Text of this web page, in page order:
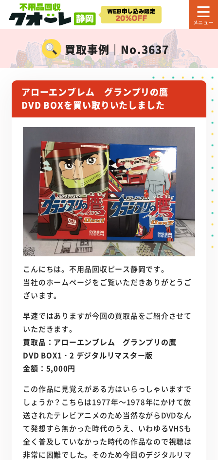
買取事例｜No.3637
アローエンブレム グランプリの鷹
DVD BOXを買い取りいたしました
こんにちは。不用品回収ピース静岡です。
当社のホームページをご覧いただきありがとうご
ざいます。
早速ではありますが今回の買取品をご紹介させて
いただきます。
買取品：アローエンブレム グランプリの鷹
DVD BOX1・2 デジタルリマスター版
金額：5,000円
この作品に見覚えがある方はいらっしゃいますで
しょうか？こちらは1977年～1978年にかけて放
送されたテレビアニメのため当然ながらDVDなん
て発想すら無かった時代のうえ、いわゆるVHSも
全く普及していなかった時代の作品なので視聴は
非常に困難でした。そのため今回のデジタルリマ